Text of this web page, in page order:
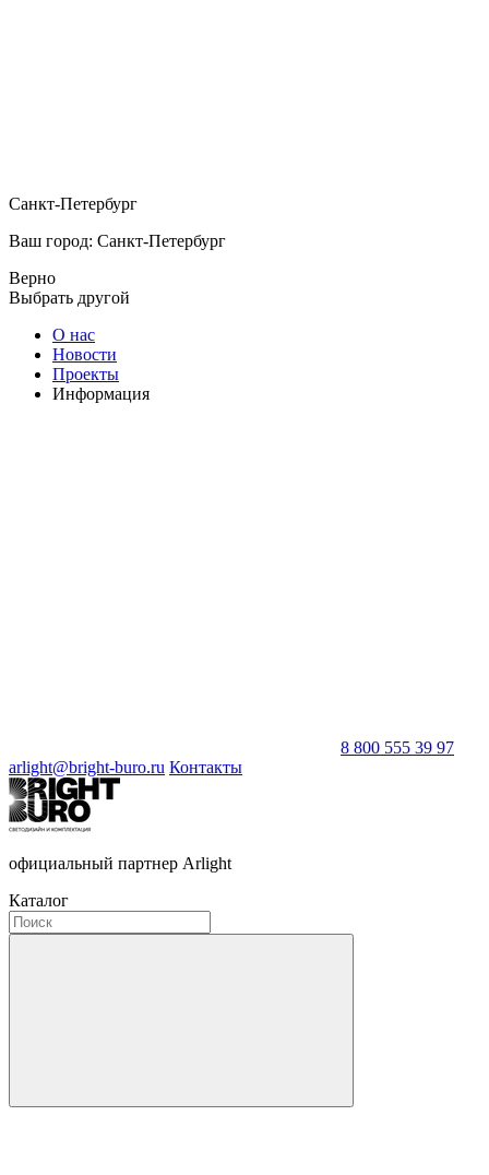
Санкт-Петербург
Ваш город: Санкт-Петербург
Верно
Выбрать другой
О нас
Новости
Проекты
Информация
8 800 555 39 97
arlight@bright-buro.ru Контакты
официальный партнер Arlight
Каталог